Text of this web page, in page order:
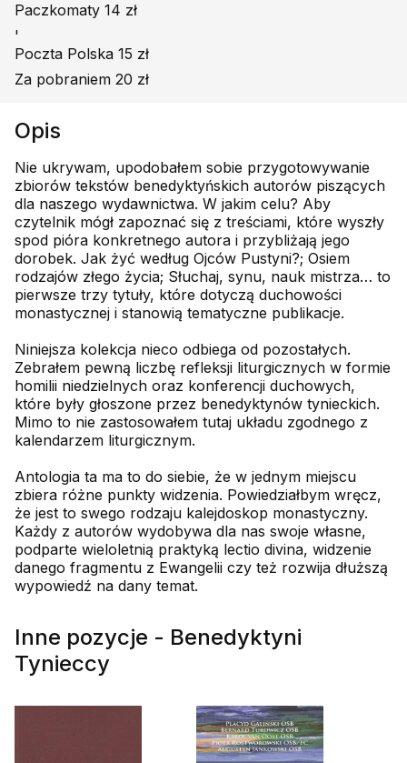
Paczkomaty 14 zł
'
Poczta Polska 15 zł
Za pobraniem 20 zł
Opis
Nie ukrywam, upodobałem sobie przygotowywanie
zbiorów tekstów benedyktyńskich autorów piszących
dla naszego wydawnictwa. W jakim celu? Aby
czytelnik mógł zapoznać się z treściami, które wyszły
spod pióra konkretnego autora i przybliżają jego
dorobek. Jak żyć według Ojców Pustyni?; Osiem
rodzajów złego życia; Słuchaj, synu, nauk mistrza… to
pierwsze trzy tytuły, które dotyczą duchowości
monastycznej i stanowią tematyczne publikacje.
Niniejsza kolekcja nieco odbiega od pozostałych.
Zebrałem pewną liczbę refleksji liturgicznych w formie
homilii niedzielnych oraz konferencji duchowych,
które były głoszone przez benedyktynów tynieckich.
Mimo to nie zastosowałem tutaj układu zgodnego z
kalendarzem liturgicznym.
Antologia ta ma to do siebie, że w jednym miejscu
zbiera różne punkty widzenia. Powiedziałbym wręcz,
że jest to swego rodzaju kalejdoskop monastyczny.
Każdy z autorów wydobywa dla nas swoje własne,
podparte wieloletnią praktyką lectio divina, widzenie
danego fragmentu z Ewangelii czy też rozwija dłuższą
wypowiedź na dany temat.
Inne pozycje - Benedyktyni
Tynieccy